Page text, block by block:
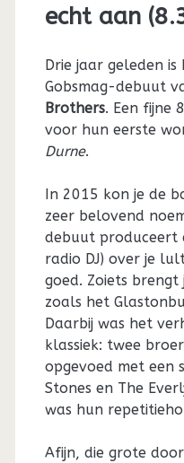
echt aan
Drie jaar geleden
Gobsmag-debuut
Brothers. Een fijne
voor hun eerste
Durne.
In 2015 kon je de
zeer belovend
debuut produceert
radio DJ) over je
goed. Zoiets
zoals het
Daarbij was het
klassiek: twee
opgevoed met een
Stones en The
was hun
Afijn, die grote